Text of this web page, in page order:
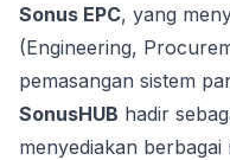
Sonus EPC, yang
(Engineering,
pemasangan sistem
SonusHUB hadir
menyediakan